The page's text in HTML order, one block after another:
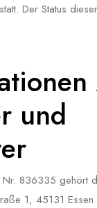
Der Status
und
Nr. 836335 gehört
1, 45131